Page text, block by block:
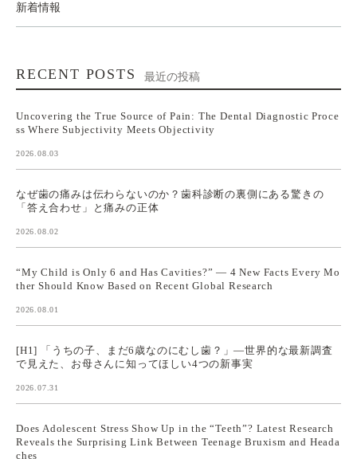
新着情報
RECENT POSTS 最近の投稿
Uncovering the True Source of Pain: The Dental Diagnostic Proce
ss Where Subjectivity Meets Objectivity
2026.08.03
なぜ歯の痛みは伝わらないのか？歯科診断の裏側にある驚きの
「答え合わせ」と痛みの正体
2026.08.02
“My Child is Only 6 and Has Cavities?” — 4 New Facts Every Mo
ther Should Know Based on Recent Global Research
2026.08.01
[H1] 「うちの子、まだ6歳なのにむし歯？」—世界的な最新調査
で見えた、お母さんに知ってほしい4つの新事実
2026.07.31
Does Adolescent Stress Show Up in the “Teeth”? Latest Research
Reveals the Surprising Link Between Teenage Bruxism and Heada
ches